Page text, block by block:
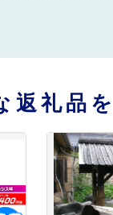
礼品